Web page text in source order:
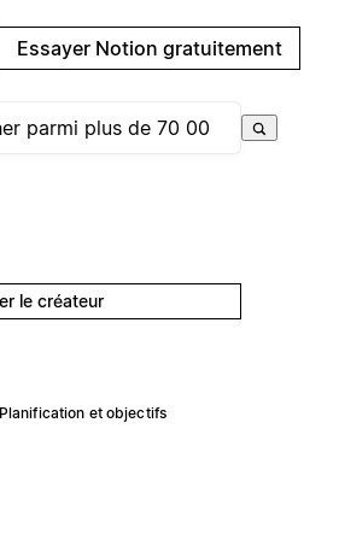
Essayer Notion gratuitement
le créateur
Planification et objectifs